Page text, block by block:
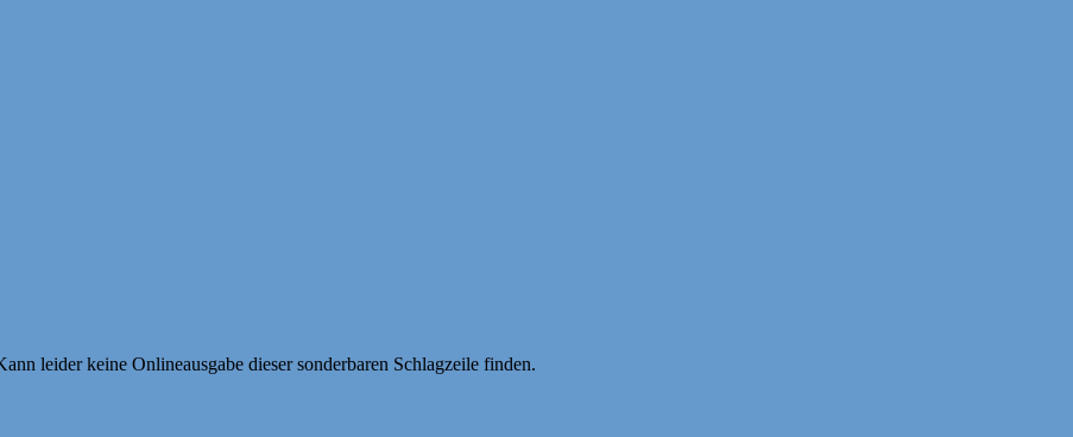
leider keine Onlineausgabe dieser sonderbaren Schlagzeile finden.